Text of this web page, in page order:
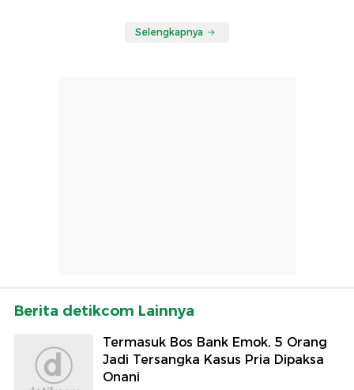
Selengkapnya
Berita detikcom Lainnya
Termasuk Bos Bank Emok, 5 Orang
Jadi Tersangka Kasus Pria Dipaksa
Onani